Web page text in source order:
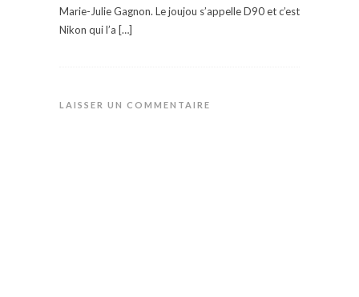
Marie-Julie Gagnon. Le joujou s’appelle D90 et c’est
Nikon qui l’a […]
LAISSER UN COMMENTAIRE